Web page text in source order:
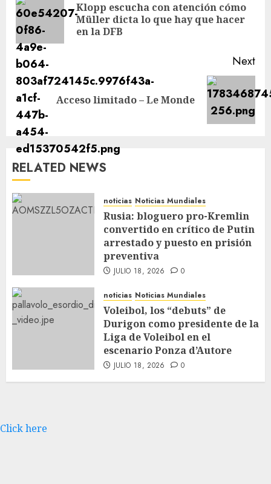
Klopp escucha con atención cómo
Müller dicta lo que hay que hacer
en la DFB
Next
Acceso limitado – Le Monde
RELATED NEWS
noticias Noticias Mundiales
Rusia: bloguero pro-Kremlin
convertido en crítico de Putin
arrestado y puesto en prisión
preventiva
JULIO 18, 2026 0
noticias Noticias Mundiales
Voleibol, los “debuts” de
Durigon como presidente de la
Liga de Voleibol en el
escenario Ponza d’Autore
JULIO 18, 2026 0
Click here